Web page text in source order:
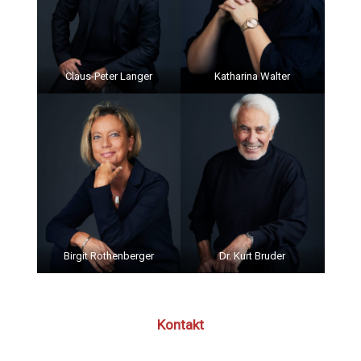
Claus-Peter Langer Katharina Walter
Birgit Rothenberger Dr. Kurt Bruder
Kontakt